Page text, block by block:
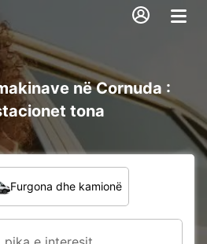
në Cornuda :
tona
Furgona dhe kamionë